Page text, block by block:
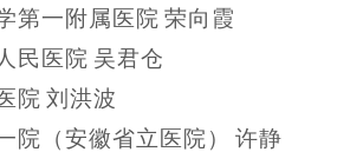
第一附属医院 荣向霞
民医院 吴君仓
院 刘洪波
院（安徽省立医院）
许静